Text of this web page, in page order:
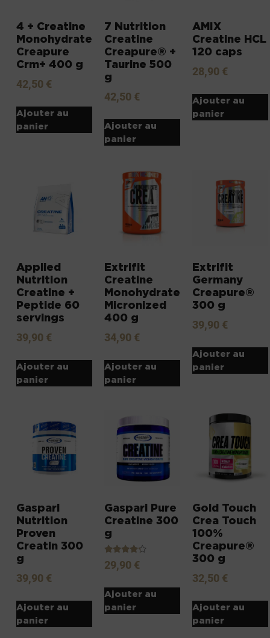
4 + Creatine
Monohydrate
Creapure
Crm+ 400 g
42,50 €
Ajouter au
panier
7 Nutrition
Creatine
Creapure® +
Taurine 500
g
42,50 €
Ajouter au
panier
AMIX
Creatine HCL
120 caps
28,90 €
Ajouter au
panier
Applied
Nutrition
Creatine +
Peptide 60
servings
39,90 €
Ajouter au
panier
Extrifit
Creatine
Monohydrate
Micronized
400 g
34,90 €
Ajouter au
panier
Extrifit
Germany
Creapure®
300 g
39,90 €
Ajouter au
panier
Gaspari
Nutrition
Proven
Creatin 300
g
39,90 €
Ajouter au
panier
Gaspari Pure
Creatine 300
g
Note
4.00
29,90 €
Ajouter au
panier
Gold Touch
Crea Touch
100%
Creapure®
300 g
32,50 €
Ajouter au
panier